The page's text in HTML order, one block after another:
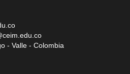
- Valle - Colombia